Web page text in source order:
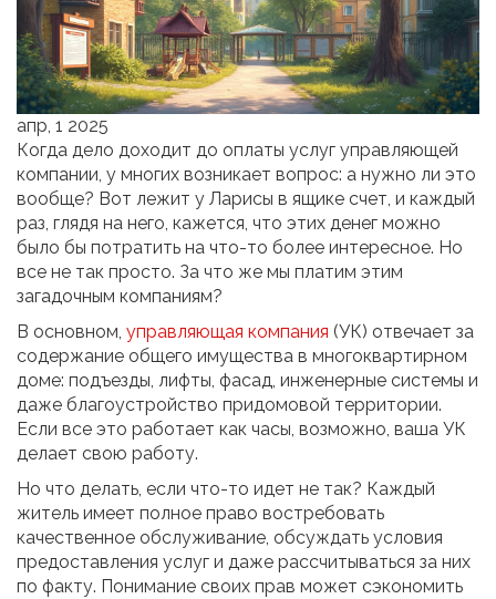
апр, 1 2025
Когда дело доходит до оплаты услуг управляющей
компании, у многих возникает вопрос: а нужно ли это
вообще? Вот лежит у Ларисы в ящике счет, и каждый
раз, глядя на него, кажется, что этих денег можно
было бы потратить на что-то более интересное. Но
все не так просто. За что же мы платим этим
загадочным компаниям?
В основном, управляющая компания (УК) отвечает за
содержание общего имущества в многоквартирном
доме: подъезды, лифты, фасад, инженерные системы и
даже благоустройство придомовой территории.
Если все это работает как часы, возможно, ваша УК
делает свою работу.
Но что делать, если что-то идет не так? Каждый
житель имеет полное право востребовать
качественное обслуживание, обсуждать условия
предоставления услуг и даже рассчитываться за них
по факту. Понимание своих прав может сэкономить